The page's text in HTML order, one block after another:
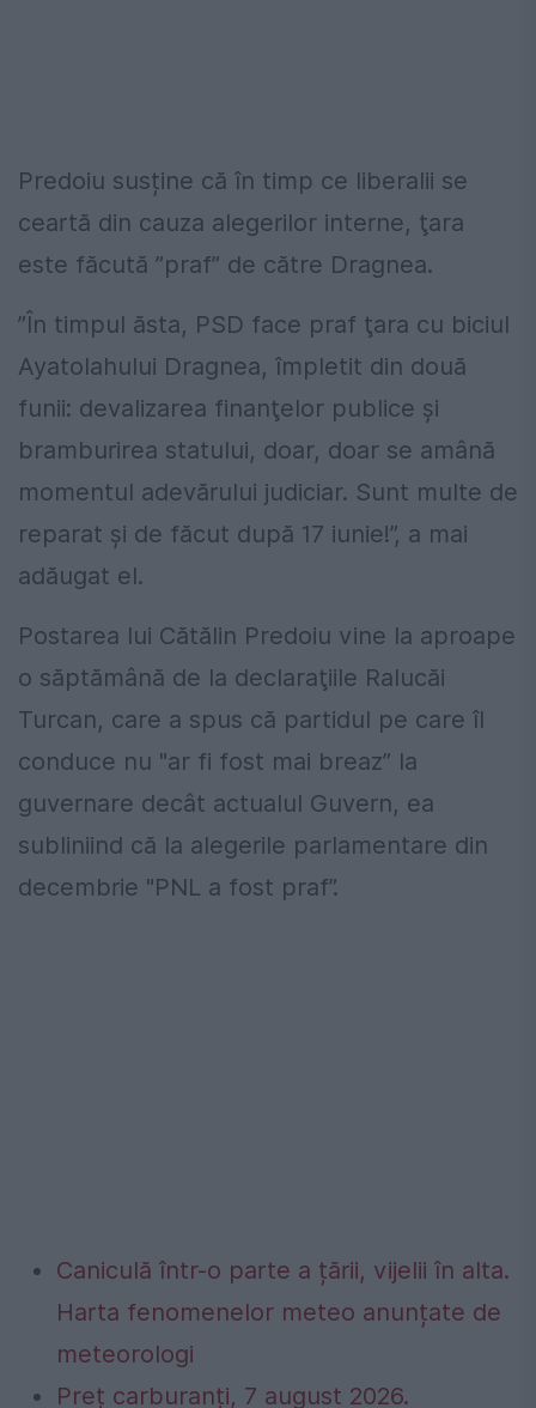
Predoiu susține că în timp ce liberalii se
ceartă din cauza alegerilor interne, ţara
este făcută ”praf” de către Dragnea.
”În timpul ăsta, PSD face praf ţara cu biciul
Ayatolahului Dragnea, împletit din două
funii: devalizarea finanţelor publice şi
bramburirea statului, doar, doar se amână
momentul adevărului judiciar. Sunt multe de
reparat şi de făcut după 17 iunie!”, a mai
adăugat el.
Postarea lui Cătălin Predoiu vine la aproape
o săptămână de la declaraţiile Ralucăi
Turcan, care a spus că partidul pe care îl
conduce nu "ar fi fost mai breaz” la
guvernare decât actualul Guvern, ea
subliniind că la alegerile parlamentare din
decembrie "PNL a fost praf”.
Caniculă într-o parte a țării, vijelii în alta.
Harta fenomenelor meteo anunțate de
meteorologi
Preț carburanți, 7 august 2026.